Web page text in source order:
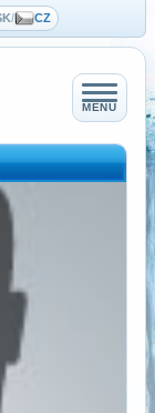
/ CZ
MENU